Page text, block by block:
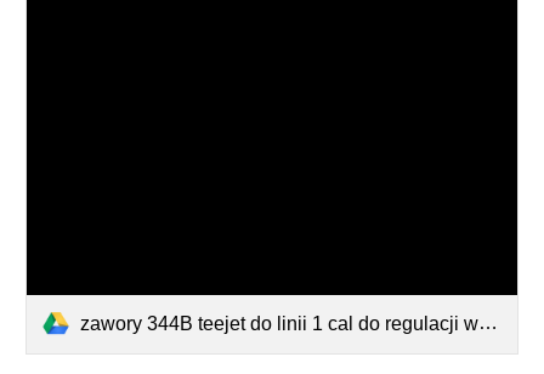
zawory 344B teejet do linii 1 cal do regulacji w opryskiwaczu kula R i RL w dwudrogowych i PR w 3 drogowym hi.pdf